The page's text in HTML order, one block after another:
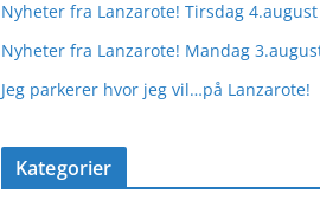
Nyheter fra Lanzarote! Tirsdag
Nyheter fra Lanzarote! Mandag
Jeg parkerer hvor jeg vil…på Lanzarote!
Kategorier